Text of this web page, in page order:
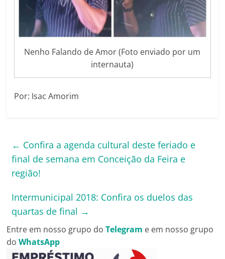
Nenho Falando de Amor (Foto enviado por um
internauta)
Por: Isac Amorim
← Confira a agenda cultural deste feriado e
final de semana em Conceição da Feira e
região!
Intermunicipal 2018: Confira os duelos das
quartas de final →
Entre em nosso grupo doTelegram e em nosso grupo
doWhatsApp